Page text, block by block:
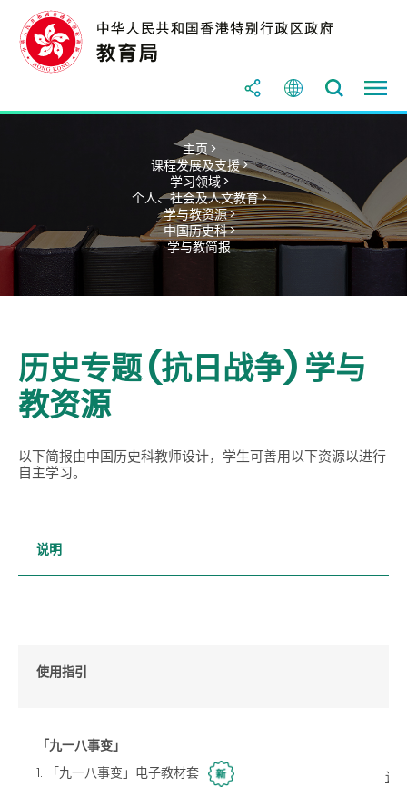
主页 >
课程发展及支援 >
学习领域 >
个人、社会及人文教育 >
学与教资源 >
中国历史科 >
学与教简报
历史专题 (抗日战争) 学与
教资源
以下简报由中国历史科教师设计，学生可善用以下资源以进行
自主学习。
说明
使用指引
「九一八事变」
1. 「九一八事变」电子教材套
详